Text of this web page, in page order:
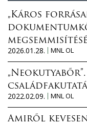
„Káros
2026.01.28.
MNL OL
2022.02.09.
MNL OL
Amiről